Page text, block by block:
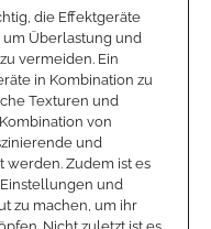
die Effektgeräte
Überlastung und
vermeiden. Ein
in Kombination zu
Texturen und
von
und
Zudem ist es
und
zu machen, um ihr